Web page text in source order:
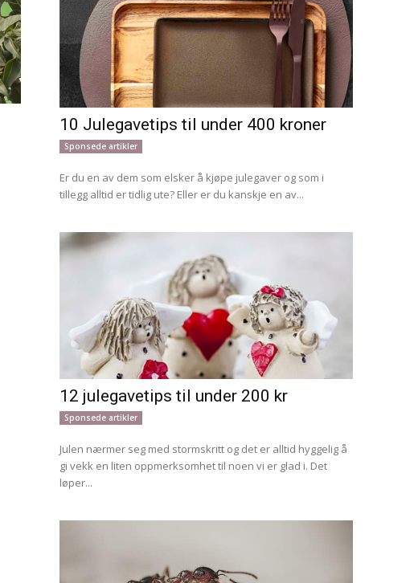
10 Julegavetips til under 400 kroner
Sponsede artikler
Er du en av dem som elsker å kjøpe julegaver og som i
tillegg alltid er tidlig ute? Eller er du kanskje en av...
12 julegavetips til under 200 kr
Sponsede artikler
Julen nærmer seg med stormskritt og det er alltid hyggelig å
gi vekk en liten oppmerksomhet til noen vi er glad i. Det
løper...